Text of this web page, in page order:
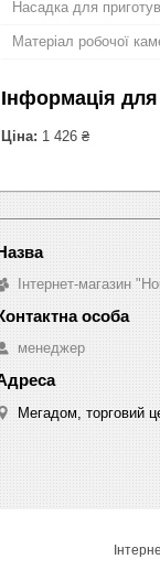
Насадка для
Матеріал робочої
Інформація
Ціна: 1 426 ₴
Інтернет-магазин
менеджер
Мегадом, торговий